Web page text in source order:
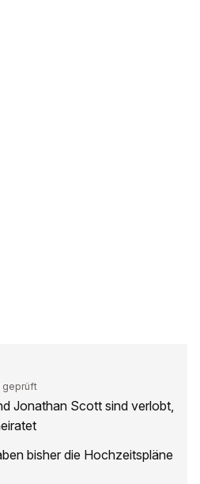
geprüft
Jonathan Scott sind verlobt,
bisher die Hochzeitspläne